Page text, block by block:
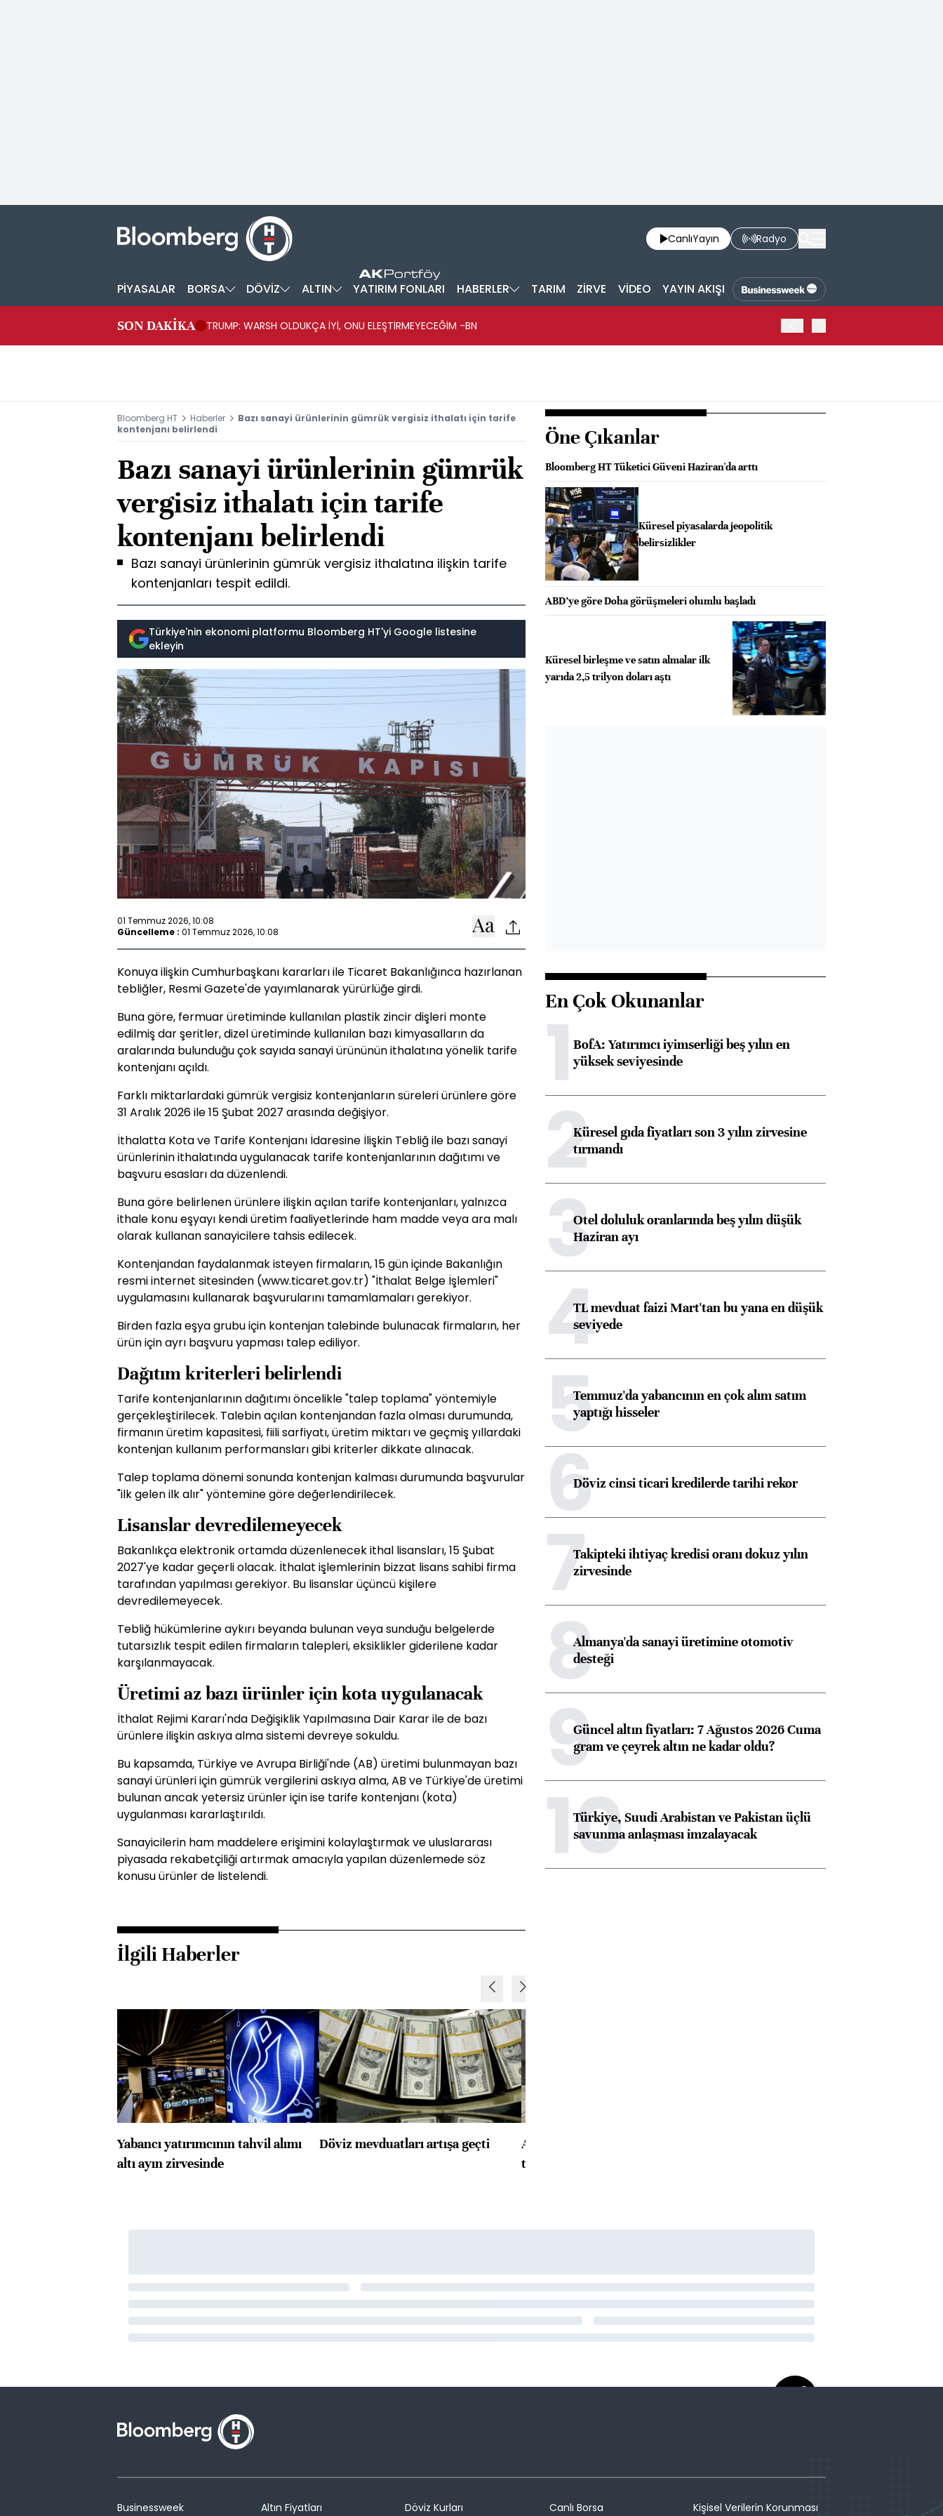
CanlıYayın Radyo
PİYASALAR BORSA DÖVİZ ALTIN YATIRIM FONLARI HABERLER TARIM ZİRVE VİDEO YAYIN AKIŞI
SON DAKİKA TRUMP: WARSH OLDUKÇA İYİ, ONU ELEŞTİRMEYECEĞİM -BN
Bloomberg HT Haberler
Bazı sanayi ürünlerinin gümrük vergisiz ithalatı için tarife
kontenjanı belirlendi
Bazı sanayi ürünlerinin gümrük
vergisiz ithalatı için tarife
kontenjanı belirlendi
Bazı sanayi ürünlerinin gümrük vergisiz ithalatına ilişkin tarife
kontenjanları tespit edildi.
Türkiye'nin ekonomi platformu Bloomberg HT'yi Google listesine
ekleyin
01 Temmuz 2026, 10:08
Güncelleme : 01 Temmuz 2026, 10:08
Konuya ilişkin Cumhurbaşkanı kararları ile Ticaret Bakanlığınca hazırlanan
tebliğler, Resmi Gazete'de yayımlanarak yürürlüğe girdi.
Buna göre, fermuar üretiminde kullanılan plastik zincir dişleri monte
edilmiş dar şeritler, dizel üretiminde kullanılan bazı kimyasalların da
aralarında bulunduğu çok sayıda sanayi ürününün ithalatına yönelik tarife
kontenjanı açıldı.
Farklı miktarlardaki gümrük vergisiz kontenjanların süreleri ürünlere göre
31 Aralık 2026 ile 15 Şubat 2027 arasında değişiyor.
İthalatta Kota ve Tarife Kontenjanı İdaresine İlişkin Tebliğ ile bazı sanayi
ürünlerinin ithalatında uygulanacak tarife kontenjanlarının dağıtımı ve
başvuru esasları da düzenlendi.
Buna göre belirlenen ürünlere ilişkin açılan tarife kontenjanları, yalnızca
ithale konu eşyayı kendi üretim faaliyetlerinde ham madde veya ara malı
olarak kullanan sanayicilere tahsis edilecek.
Kontenjandan faydalanmak isteyen firmaların, 15 gün içinde Bakanlığın
resmi internet sitesinden (www.ticaret.gov.tr) "İthalat Belge İşlemleri"
uygulamasını kullanarak başvurularını tamamlamaları gerekiyor.
Birden fazla eşya grubu için kontenjan talebinde bulunacak firmaların, her
ürün için ayrı başvuru yapması talep ediliyor.
Dağıtım kriterleri belirlendi
Tarife kontenjanlarının dağıtımı öncelikle "talep toplama" yöntemiyle
gerçekleştirilecek. Talebin açılan kontenjandan fazla olması durumunda,
firmanın üretim kapasitesi, fiili sarfiyatı, üretim miktarı ve geçmiş yıllardaki
kontenjan kullanım performansları gibi kriterler dikkate alınacak.
Talep toplama dönemi sonunda kontenjan kalması durumunda başvurular
"ilk gelen ilk alır" yöntemine göre değerlendirilecek.
Lisanslar devredilemeyecek
Bakanlıkça elektronik ortamda düzenlenecek ithal lisansları, 15 Şubat
2027'ye kadar geçerli olacak. İthalat işlemlerinin bizzat lisans sahibi firma
tarafından yapılması gerekiyor. Bu lisanslar üçüncü kişilere
devredilemeyecek.
Tebliğ hükümlerine aykırı beyanda bulunan veya sunduğu belgelerde
tutarsızlık tespit edilen firmaların talepleri, eksiklikler giderilene kadar
karşılanmayacak.
Üretimi az bazı ürünler için kota uygulanacak
İthalat Rejimi Kararı'nda Değişiklik Yapılmasına Dair Karar ile de bazı
ürünlere ilişkin askıya alma sistemi devreye sokuldu.
Bu kapsamda, Türkiye ve Avrupa Birliği'nde (AB) üretimi bulunmayan bazı
sanayi ürünleri için gümrük vergilerini askıya alma, AB ve Türkiye'de üretimi
bulunan ancak yetersiz ürünler için ise tarife kontenjanı (kota)
uygulanması kararlaştırıldı.
Sanayicilerin ham maddelere erişimini kolaylaştırmak ve uluslararası
piyasada rekabetçiliği artırmak amacıyla yapılan düzenlemede söz
konusu ürünler de listelendi.
İlgili Haberler
Yabancı yatırımcının tahvil alımı
altı ayın zirvesinde
Döviz mevduatları artışa geçti
ABD'de konut başlangıçları
toparlandı
Öne Çıkanlar
Bloomberg HT Tüketici Güveni Haziran'da arttı
Küresel piyasalarda jeopolitik
belirsizlikler
ABD’ye göre Doha görüşmeleri olumlu başladı
Küresel birleşme ve satın almalar ilk
yarıda 2,5 trilyon doları aştı
En Çok Okunanlar
1BofA: Yatırımcı iyimserliği beş yılın en
yüksek seviyesinde
2Küresel gıda fiyatları son 3 yılın zirvesine
tırmandı
3Otel doluluk oranlarında beş yılın düşük
Haziran ayı
4TL mevduat faizi Mart'tan bu yana en düşük
seviyede
5Temmuz'da yabancının en çok alım satım
yaptığı hisseler
6Döviz cinsi ticari kredilerde tarihi rekor
7Takipteki ihtiyaç kredisi oranı dokuz yılın
zirvesinde
8Almanya'da sanayi üretimine otomotiv
desteği
9Güncel altın fiyatları: 7 Ağustos 2026 Cuma
gram ve çeyrek altın ne kadar oldu?
10
Türkiye, Suudi Arabistan ve Pakistan üçlü
savunma anlaşması imzalayacak
Businessweek Altın Fiyatları Döviz Kurları Canlı Borsa
Kişisel Verilerin Korunması